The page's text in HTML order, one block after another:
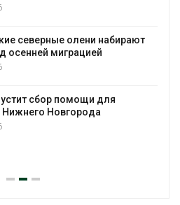
северные олени набирают
осенней миграцией
сбор помощи для
Нижнего Новгорода